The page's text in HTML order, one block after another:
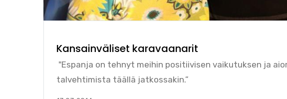
Kansainväliset karavaanarit
"Espanja on tehnyt meihin positiivisen vaikutuksen ja
talvehtimista täällä jatkossakin.”